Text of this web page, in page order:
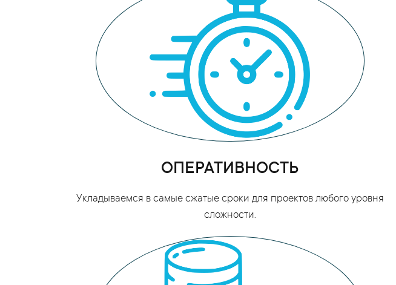
ОПЕРАТИВНОСТЬ
Укладываемся в самые сжатые сроки для проектов любого уровня
сложности.